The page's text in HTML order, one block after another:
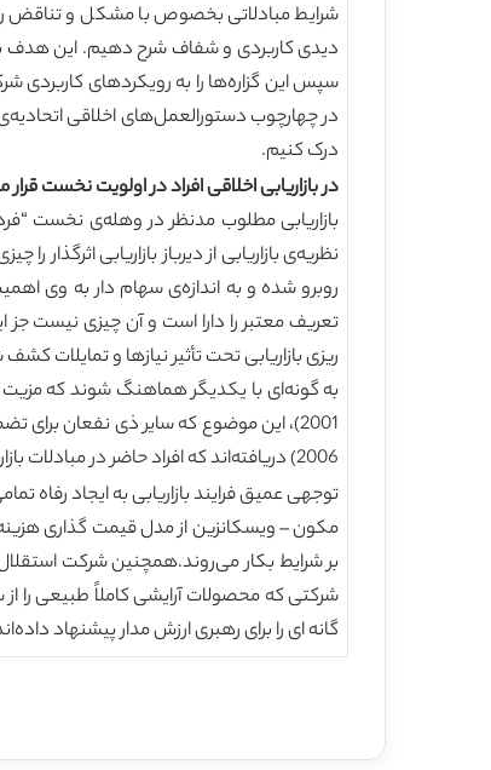
شرایط مبادلاتی بخصوص با مشکل و تناقض
درک کنیم.
در بازاریابی اخلاقی افراد در اولویت نخست قرار
بازاریابی مطلوب مدنظر در وهله‌ی نخست
نظریه‌ی بازاریابی از دیرباز بازاریابی
تعریف معتبر را دارا است و آن چیزی نیست جز
2001)، این موضوع که سایر ذی نفعان
2006) دریافته‌اند که افراد حاضر در مبادلات بازاریابی نباید هرگز به چشم اهداف سودآور تلقی شوند .
مکون – ویسکانزین از مدل قیمت گذاری
بر شرایط بکار می‌روند.همچنین شرکت استقلال
گانه ای را برای رهبری ارزش مدار پیشنهاد داده‌اند . شرکت تام از مین